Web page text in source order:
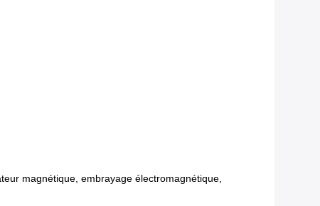
magnétique, embrayage électromagnétique,